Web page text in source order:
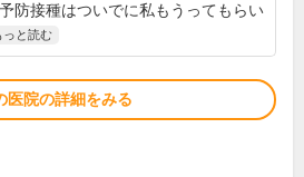
防接種はついでに私もうってもらい
っと読む
医院の詳細をみる